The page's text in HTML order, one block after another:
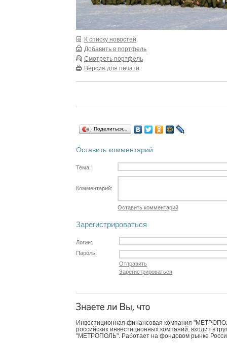
К списку новостей
Добавить в портфель
Смотреть портфель
Версия для печати
Поделиться…
Оставить комментарий
Тема:
Комментарий:
Оставить комментарий
Зарегистрироваться
Логин:
Пароль:
Отправить
Зарегистрироваться
Инвестиционная финансовая компания
российских инвестиционных компаний, входит в
"МЕТРОПОЛЬ". Работает на фондовом рынке